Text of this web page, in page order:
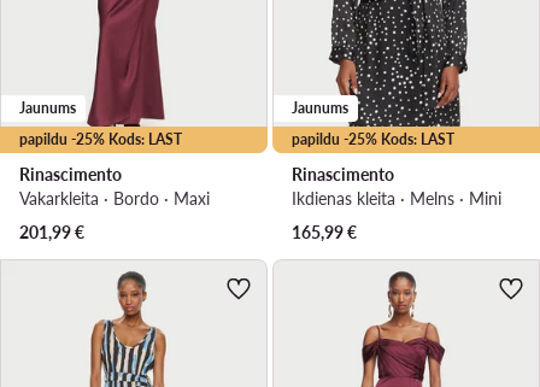
papildu -25% Kods: LAST
Jaunums
Rinascimento
Vakarkleita · Bordo · Maxi
201,99€
papildu -25% Kods: LAST
Jaunums
Rinascimento
Ikdienas kleita · Melns · Mini
165,99€